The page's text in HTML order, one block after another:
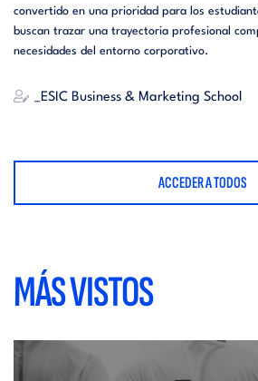
convertido en una prioridad para los
buscan trazar una trayectoria profesional
necesidades del entorno corporativo.
_ESIC Business & Marketing School
ACCEDER A TODOS
MÁS VISTOS